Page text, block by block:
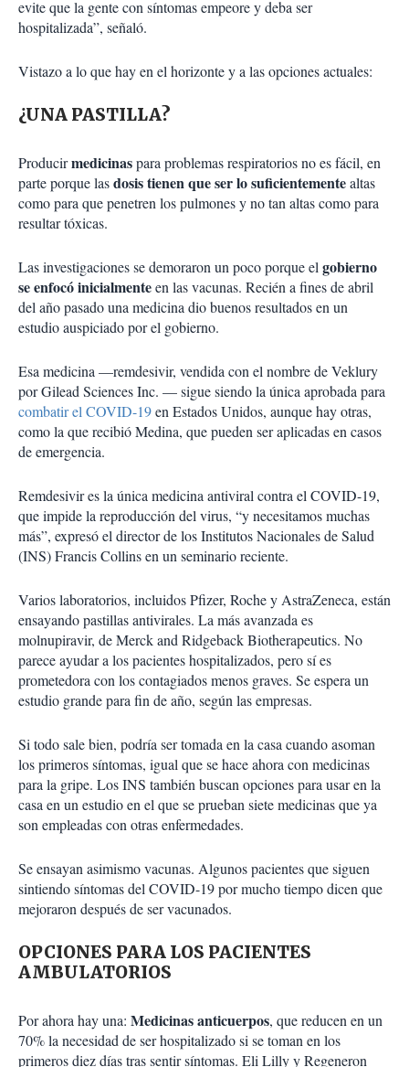
evite que la gente con síntomas empeore y deba ser
hospitalizada”, señaló.
Vistazo a lo que hay en el horizonte y a las opciones actuales:
¿UNA PASTILLA?
Producirmedicinaspara problemas respiratorios no es fácil, en
parte porque lasdosis tienen que ser lo suficientementealtas
como para que penetren los pulmones y no tan altas como para
resultar tóxicas.
Las investigaciones se demoraron un poco porque elgobierno
se enfocó inicialmenteen las vacunas. Recién a fines de abril
del año pasado una medicina dio buenos resultados en un
estudio auspiciado por el gobierno.
Esa medicina —remdesivir, vendida con el nombre de Veklury
por Gilead Sciences Inc. — sigue siendo la única aprobada para
combatir el COVID-19en Estados Unidos, aunque hay otras,
como la que recibió Medina, que pueden ser aplicadas en casos
de emergencia.
Remdesivir es la única medicina antiviral contra el COVID-19,
que impide la reproducción del virus, “y necesitamos muchas
más”, expresó el director de los Institutos Nacionales de Salud
(INS) Francis Collins en un seminario reciente.
Varios laboratorios, incluidos Pfizer, Roche y AstraZeneca, están
ensayando pastillas antivirales. La más avanzada es
molnupiravir, de Merck and Ridgeback Biotherapeutics. No
parece ayudar a los pacientes hospitalizados, pero sí es
prometedora con los contagiados menos graves. Se espera un
estudio grande para fin de año, según las empresas.
Si todo sale bien, podría ser tomada en la casa cuando asoman
los primeros síntomas, igual que se hace ahora con medicinas
para la gripe. Los INS también buscan opciones para usar en la
casa en un estudio en el que se prueban siete medicinas que ya
son empleadas con otras enfermedades.
Se ensayan asimismo vacunas. Algunos pacientes que siguen
sintiendo síntomas del COVID-19 por mucho tiempo dicen que
mejoraron después de ser vacunados.
OPCIONES PARA LOS PACIENTES
AMBULATORIOS
Por ahora hay una: Medicinas anticuerpos, que reducen en un
70% la necesidad de ser hospitalizado si se toman en los
primeros diez días tras sentir síntomas. Eli Lilly y Regeneron